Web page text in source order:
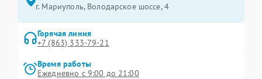
г. Мариуполь, Володарское шоссе, 4
Горячая линия
+7 (863) 333-79-21
Время работы
Ежедневно с 9:00 до 21:00